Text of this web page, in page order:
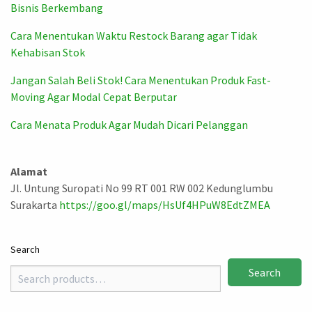
Bisnis Berkembang
Cara Menentukan Waktu Restock Barang agar Tidak
Kehabisan Stok
Jangan Salah Beli Stok! Cara Menentukan Produk Fast-
Moving Agar Modal Cepat Berputar
Cara Menata Produk Agar Mudah Dicari Pelanggan
Alamat
Jl. Untung Suropati No 99 RT 001 RW 002 Kedunglumbu
Surakarta https://goo.gl/maps/HsUf4HPuW8EdtZMEA
Search
Search